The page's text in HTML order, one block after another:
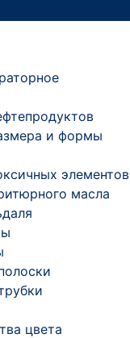
и формы
элементов
масла
цвета